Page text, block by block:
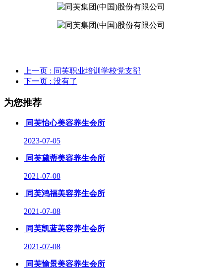
上一页 : 同芙职业培训学校党支部
下一页 : 没有了
为您推荐
同芙怡心美容养生会所
2023-07-05
同芙黛蒂美容养生会所
2021-07-08
同芙鸿福美容养生会所
2021-07-08
同芙凯蓝美容养生会所
2021-07-08
同芙愉景美容养生会所